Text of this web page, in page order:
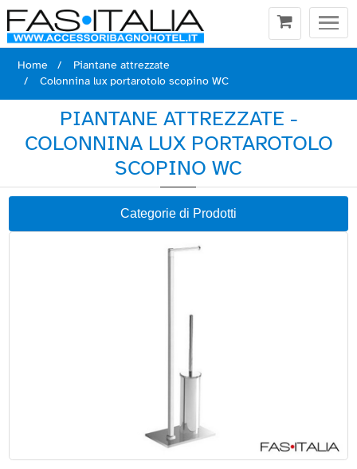
Home
Piantane attrezzate
Colonnina lux portarotolo scopino WC
PIANTANE ATTREZZATE -
COLONNINA LUX PORTAROTOLO
SCOPINO WC
Categorie di Prodotti